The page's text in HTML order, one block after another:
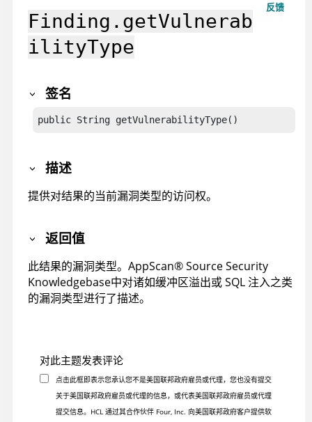
反馈
Finding.getVulnerab
ilityType
签名
public String getVulnerabilityType()
描述
提供对结果的当前漏洞类型的访问权。
返回值
此结果的漏洞类型。 AppScan®Source Security
Knowledgebase中对诸如缓冲区溢出或 SQL 注入之类
的漏洞类型进行了描述。
对此主题发表评论
点击此框即表示您承认您不是美国联邦政府雇员或代理，您也没有提交
关于美国联邦政府雇员或代理的信息，或代表美国联邦政府雇员或代理
提交信息。HCL 通过其合作伙伴 Four, Inc. 向美国联邦政府客户提供软